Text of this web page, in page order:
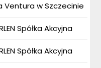
Ventura w Szczecinie
Spółka Akcyjna
Spółka Akcyjna